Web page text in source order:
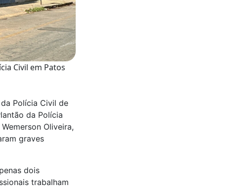
Civil em Patos
Polícia Civil de
da Polícia
Oliveira,
graves
dois
trabalham